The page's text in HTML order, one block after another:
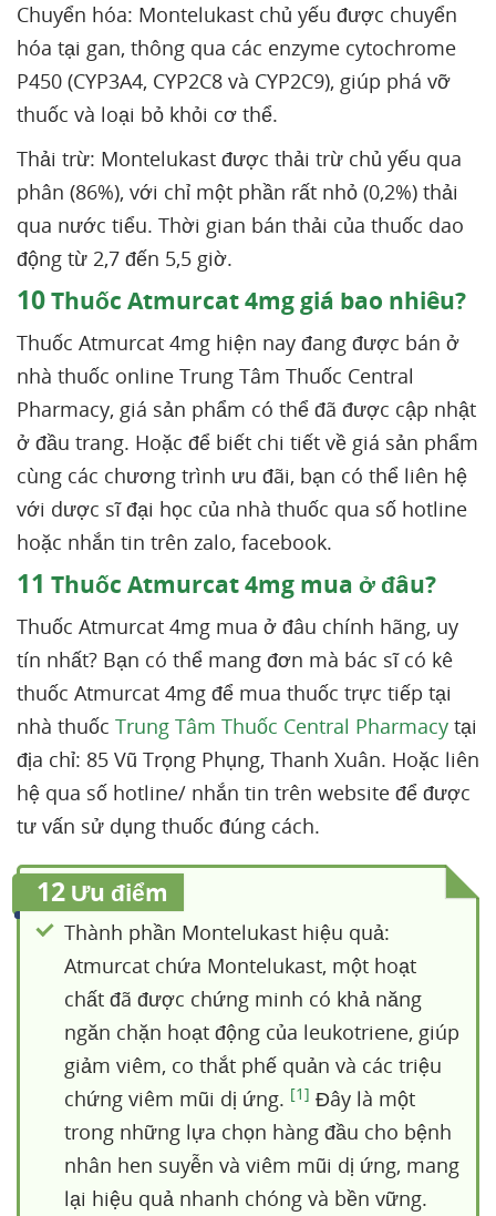
Chuyển hóa: Montelukast chủ yếu được chuyển
hóa tại gan, thông qua các enzyme cytochrome
P450 (CYP3A4, CYP2C8 và CYP2C9), giúp phá vỡ
thuốc và loại bỏ khỏi cơ thể.
Thải trừ: Montelukast được thải trừ chủ yếu qua
phân (86%), với chỉ một phần rất nhỏ (0,2%) thải
qua nước tiểu. Thời gian bán thải của thuốc dao
động từ 2,7 đến 5,5 giờ.
10Thuốc Atmurcat 4mg giá bao nhiêu?
Thuốc Atmurcat 4mg hiện nay đang được bán ở
nhà thuốc online Trung Tâm Thuốc Central
Pharmacy, giá sản phẩm có thể đã được cập nhật
ở đầu trang. Hoặc để biết chi tiết về giá sản phẩm
cùng các chương trình ưu đãi, bạn có thể liên hệ
với dược sĩ đại học của nhà thuốc qua số hotline
hoặc nhắn tin trên zalo, facebook.
11 Thuốc Atmurcat 4mg mua ở đâu?
Thuốc Atmurcat 4mg mua ở đâu chính hãng, uy
tín nhất? Bạn có thể mang đơn mà bác sĩ có kê
thuốc Atmurcat 4mg để mua thuốc trực tiếp tại
nhà thuốc Trung Tâm Thuốc Central Pharmacy tại
địa chỉ: 85 Vũ Trọng Phụng, Thanh Xuân. Hoặc liên
hệ qua số hotline/ nhắn tin trên website để được
tư vấn sử dụng thuốc đúng cách.
12 Ưu điểm
Thành phần Montelukast hiệu quả:
Atmurcat chứa Montelukast, một hoạt
chất đã được chứng minh có khả năng
ngăn chặn hoạt động của leukotriene, giúp
giảm viêm, co thắt phế quản và các triệu
chứng viêm mũi dị ứng. [1] Đây là một
trong những lựa chọn hàng đầu cho bệnh
nhân hen suyễn và viêm mũi dị ứng, mang
lại hiệu quả nhanh chóng và bền vững.